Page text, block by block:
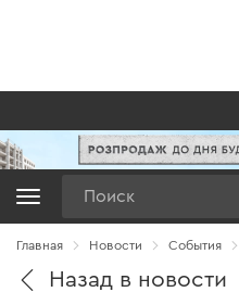
Главная Новости Cобытия
Назад в новости